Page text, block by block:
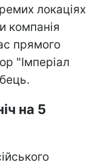
локаціях
компанія
прямого
"Імперіал
на 5